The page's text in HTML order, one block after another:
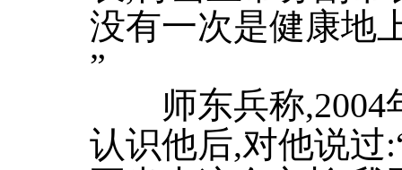
没有一次是健康地
”
师东兵称,2004
认识他后,对他说过